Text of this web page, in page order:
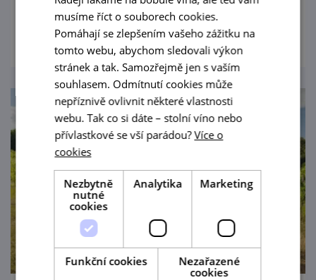
poznejte technologie, které rozhodovaly o
přežití našich předků.
prohlédnout
musíme říct o souborech cookies.
Pomáhají se zlepšením vašeho zážitku na
tomto webu, abychom sledovali výkon
stránek a tak. Samozřejmě jen s vaším
souhlasem. Odmítnutí cookies může
nepříznivě ovlivnit některé vlastnosti
webu. Tak co si dáte – stolní víno nebo
přívlastkové se vší parádou?Více o
cookies
Nezbytně
nutné
cookies
Analytika Marketing
Funkční cookies
Nezařazené
cookies